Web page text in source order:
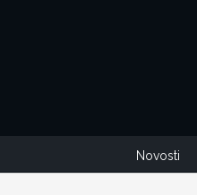
Novosti